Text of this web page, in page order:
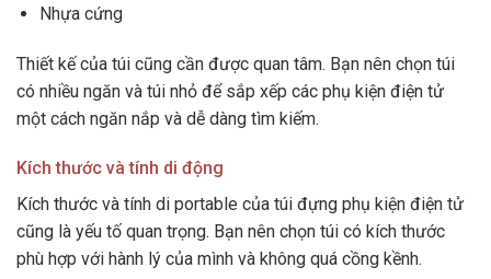
Nhựa cứng
Thiết kế của túi cũng cần được quan tâm. Bạn nên chọn túi
có nhiều ngăn và túi nhỏ để sắp xếp các phụ kiện điện tử
một cách ngăn nắp và dễ dàng tìm kiếm.
Kích thước và tính di động
Kích thước và tính di portable của túi đựng phụ kiện điện tử
cũng là yếu tố quan trọng. Bạn nên chọn túi có kích thước
phù hợp với hành lý của mình và không quá cồng kềnh.